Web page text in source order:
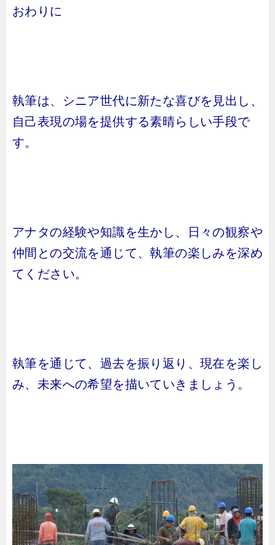
おわりに
執筆は、シニア世代に新たな喜びを見出し、
自己表現の場を提供する素晴らしい手段で
す。
アナタの経験や知識を生かし、日々の観察や
仲間との交流を通じて、執筆の楽しみを深め
てください。
執筆を通じて、過去を振り返り、現在を楽し
み、未来への希望を描いていきましょう。